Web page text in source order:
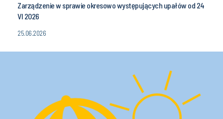
Zarządzenie w sprawie okresowo występujących upałów od 24
VI 2026
25.06.2026